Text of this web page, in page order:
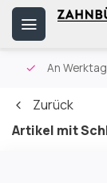
An
Zurück
Artikel mit